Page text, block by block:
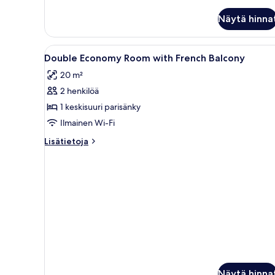
Näytä
Avaa
kaikki
huonetyypin
Double
Economy
Room
with
French
Hotellihuone, jossa on
1
Double Economy Room with French Balcony
20 m²
2 henkilöä
1 keskisuuri parisänky
Ilmainen Wi-Fi
Lisätietoja
Lisätietoja